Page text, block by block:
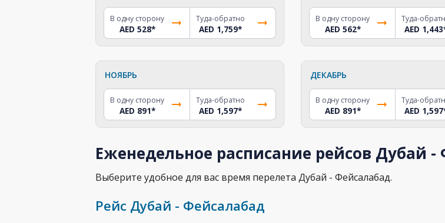
В одну сторону
AED 528*
Туда-обратно
AED 1,759*
В одну сторону
AED 562*
Туда-
AED 1,443
НОЯБРЬ
В одну сторону
AED 891*
Туда-обратно
AED 1,597*
ДЕКАБРЬ
В одну сторону
AED 891*
Туда-
AED 1,597
Еженедельное расписание рейсов Дубай -
Выберите удобное для вас время перелета Дубай - Фейсалабад.
Рейс Дубай - Фейсалабад